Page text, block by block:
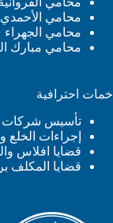
محامي الأحمدي
محامي الجهراء
محامي مبارك
خمات احترافية
تأسيس شركات
إجراءات الخلع
قضايا افلاس
قضايا المكلف